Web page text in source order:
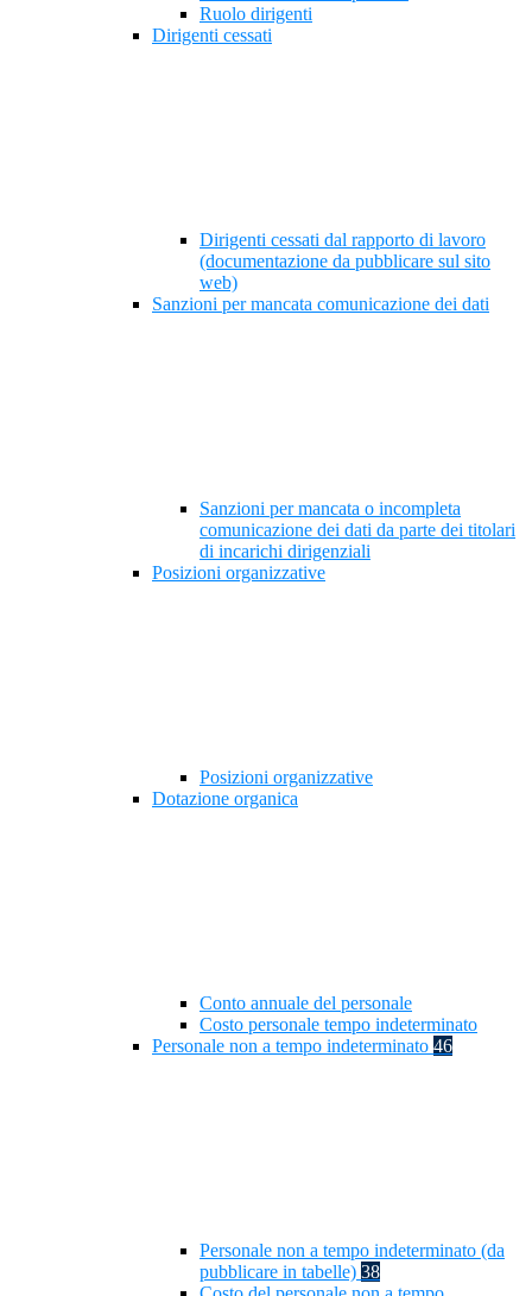
Ruolo dirigenti
Dirigenti cessati
Dirigenti cessati dal rapporto di lavoro
(documentazione da pubblicare sul sito
web)
Sanzioni per mancata comunicazione dei dati
Sanzioni per mancata o incompleta
comunicazione dei dati da parte dei titolari
di incarichi dirigenziali
Posizioni organizzative
Posizioni organizzative
Dotazione organica
Conto annuale del personale
Costo personale tempo indeterminato
Personale non a tempo indeterminato 46
Personale non a tempo indeterminato (da
pubblicare in tabelle) 38